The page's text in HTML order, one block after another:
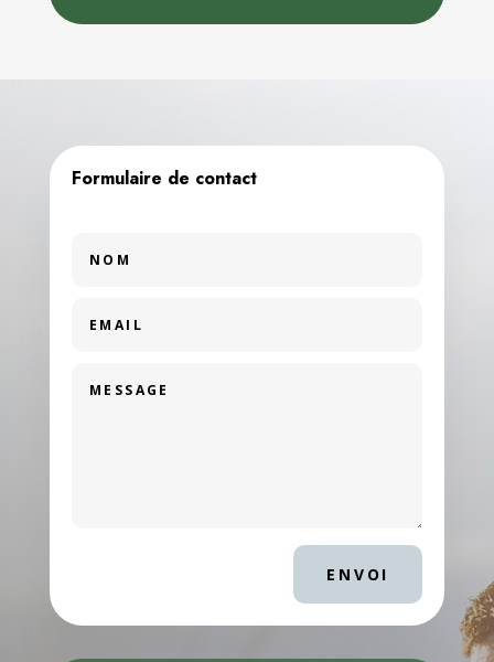
Formulaire de contact
ENVOI